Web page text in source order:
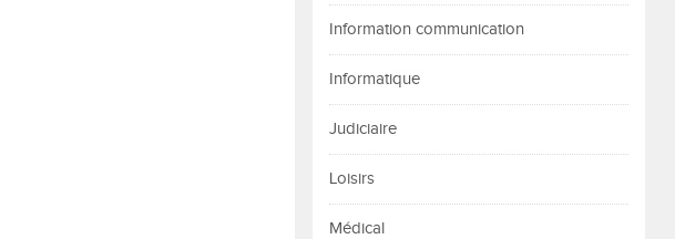
Information communication
Informatique
Judiciaire
Loisirs
Médical